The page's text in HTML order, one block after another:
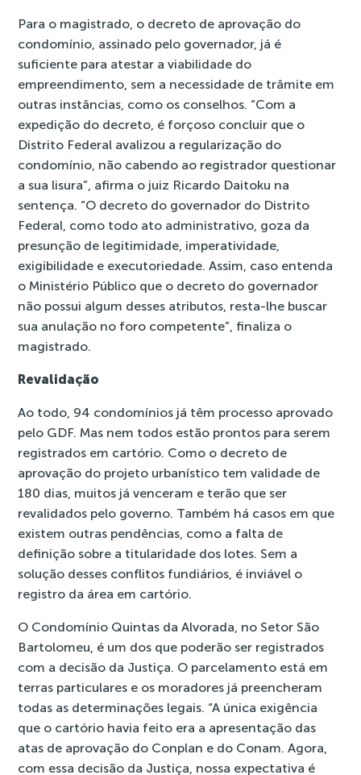
Para o magistrado, o decreto de aprovação do
condomínio, assinado pelo governador, já é
suficiente para atestar a viabilidade do
empreendimento, sem a necessidade de trâmite em
outras instâncias, como os conselhos. “Com a
expedição do decreto, é forçoso concluir que o
Distrito Federal avalizou a regularização do
condomínio, não cabendo ao registrador questionar
a sua lisura”, afirma o juiz Ricardo Daitoku na
sentença. “O decreto do governador do Distrito
Federal, como todo ato administrativo, goza da
presunção de legitimidade, imperatividade,
exigibilidade e executoriedade. Assim, caso entenda
o Ministério Público que o decreto do governador
não possui algum desses atributos, resta-lhe buscar
sua anulação no foro competente”, finaliza o
magistrado.
Revalidação
Ao todo, 94 condomínios já têm processo aprovado
pelo GDF. Mas nem todos estão prontos para serem
registrados em cartório. Como o decreto de
aprovação do projeto urbanístico tem validade de
180 dias, muitos já venceram e terão que ser
revalidados pelo governo. Também há casos em que
existem outras pendências, como a falta de
definição sobre a titularidade dos lotes. Sem a
solução desses conflitos fundiários, é inviável o
registro da área em cartório.
O Condomínio Quintas da Alvorada, no Setor São
Bartolomeu, é um dos que poderão ser registrados
com a decisão da Justiça. O parcelamento está em
terras particulares e os moradores já preencheram
todas as determinações legais. “A única exigência
que o cartório havia feito era a apresentação das
atas de aprovação do Conplan e do Conam. Agora,
com essa decisão da Justiça, nossa expectativa é